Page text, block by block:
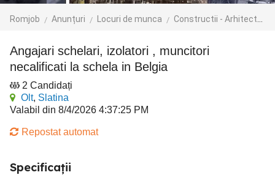
Romjob Anunțuri Locuri de munca Constructii - Arhitectura - Design
Angajari schelari, izolatori , muncitori
necalificati la schela in Belgia
2 Candidați
Olt, Slatina
Valabil din 8/4/2026 4:37:25 PM
Repostat automat
Specificații